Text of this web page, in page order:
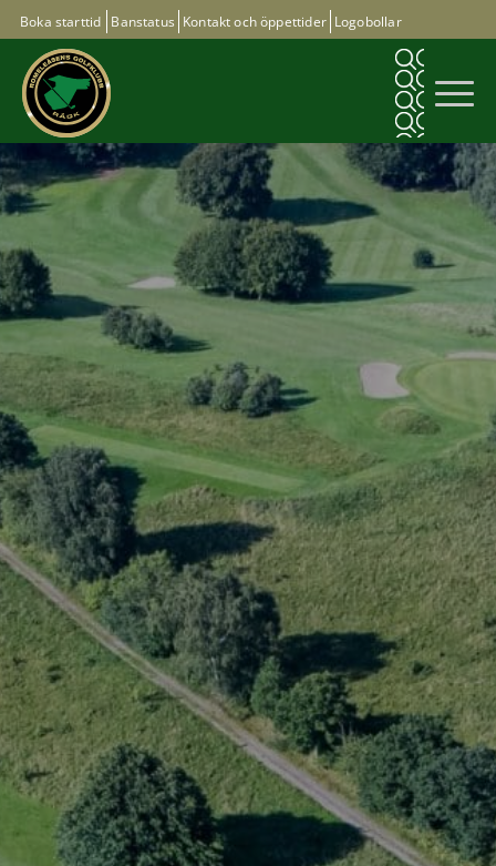
Boka starttid Banstatus Kontakt och öppettider Logobollar